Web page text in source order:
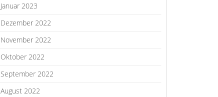
Januar 2023
Dezember 2022
November 2022
Oktober 2022
September 2022
August 2022